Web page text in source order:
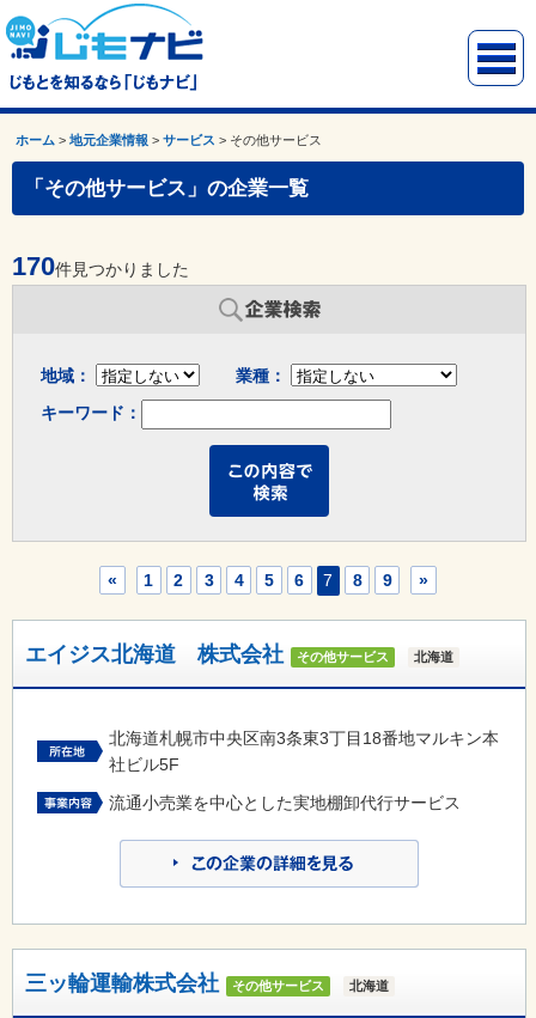
ホーム >地元企業情報 >サービス > その他サービス
「その他サービス」の企業一覧
170件見つかりました
地域：
業種：
キーワード：
« 1 2 3 4 5 6 7 8 9 »
エイジス北海道 株式会社 その他サービス 北海道
北海道札幌市中央区南3条東3丁目18番地マルキン本
社ビル5F
流通小売業を中心とした実地棚卸代行サービス
三ッ輪運輸株式会社 その他サービス 北海道